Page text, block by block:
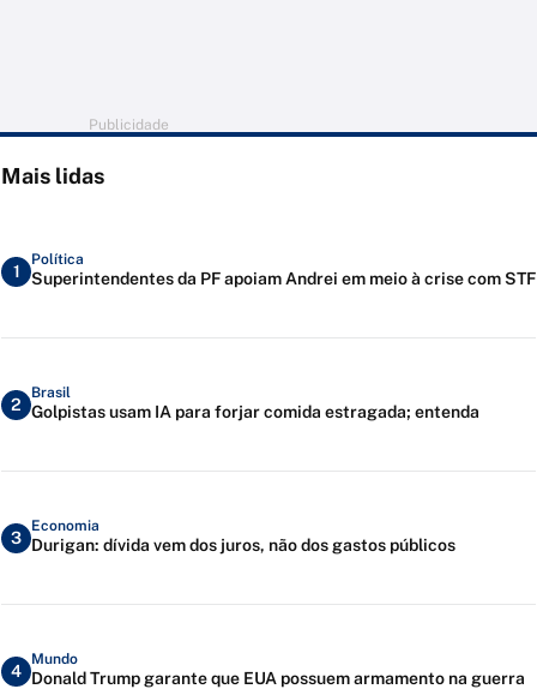
Publicidade
Mais lidas
1
Política
Superintendentes da PF apoiam Andrei em meio à crise com STF
2
Brasil
Golpistas usam IA para forjar comida estragada; entenda
3
Economia
Durigan: dívida vem dos juros, não dos gastos públicos
4
Mundo
Donald Trump garante que EUA possuem armamento na guerra